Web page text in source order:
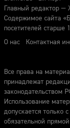
Главный редактор
Содержимое сайта
посетителей старше
О нас
Контактная
Все права на
принадлежат
законодательством
Использование
допускается только
обязательной